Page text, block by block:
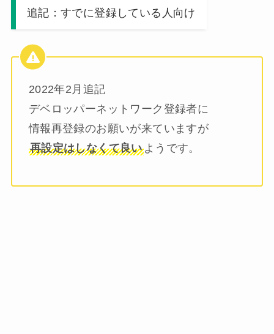
追記：すでに登録している人向け
2022年2月追記
デベロッパーネットワーク登録者に
情報再登録のお願いが来ていますが
再設定はしなくて良いようです。